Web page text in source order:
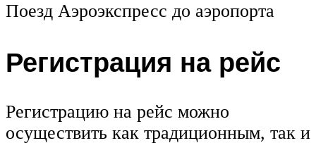
Поезд Аэроэкспресс до аэропорта
Регистрация на рейс
Регистрацию на рейс можно
осуществить как традиционным, так и